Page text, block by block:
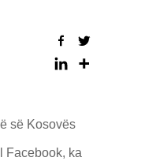
së Kosovës
Facebook, ka